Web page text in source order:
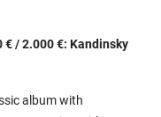
/ 2.000 €: Kandinsky
album with